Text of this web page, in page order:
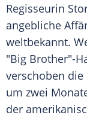
Regisseurin
angebliche
weltbekannt.
"Big Brother"-
verschoben die
um zwei
der